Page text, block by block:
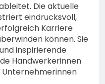
Die aktuelle
eindrucksvoll,
Karriere
können. Sie
inspirierende
Handwerkerinnen
Unternehmerinnen